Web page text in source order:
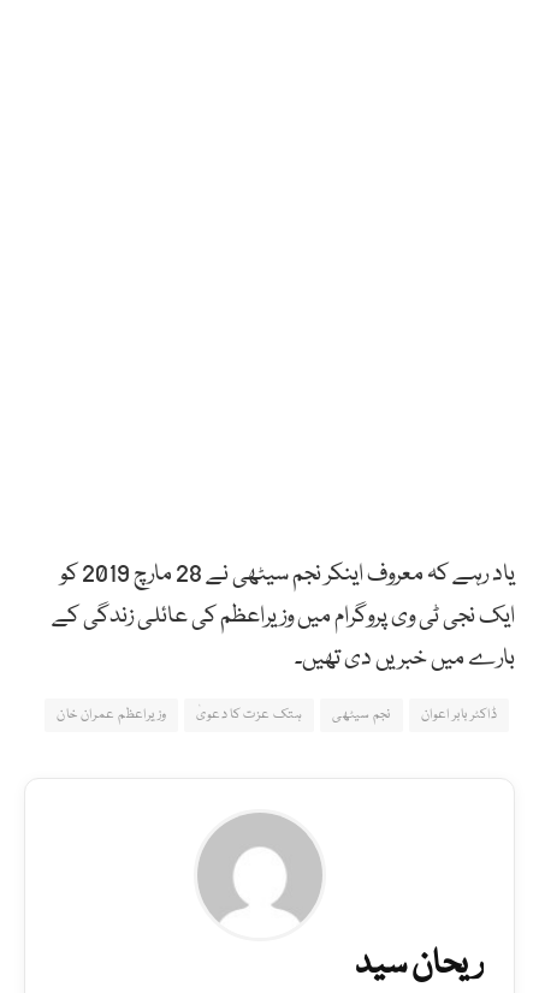
یاد رہے کہ معروف اینکر نجم سیٹھی نے 28 مارچ 2019 کو
ایک نجی ٹی وی پروگرام میں وزیراعظم کی عائلی زندگی کے
بارے میں خبریں دی تھیں۔
ڈاکٹر بابر اعوان نجم سیٹھی ہتک عزت کا دعویٰ وزیراعظم عمران خان
ریحان سید